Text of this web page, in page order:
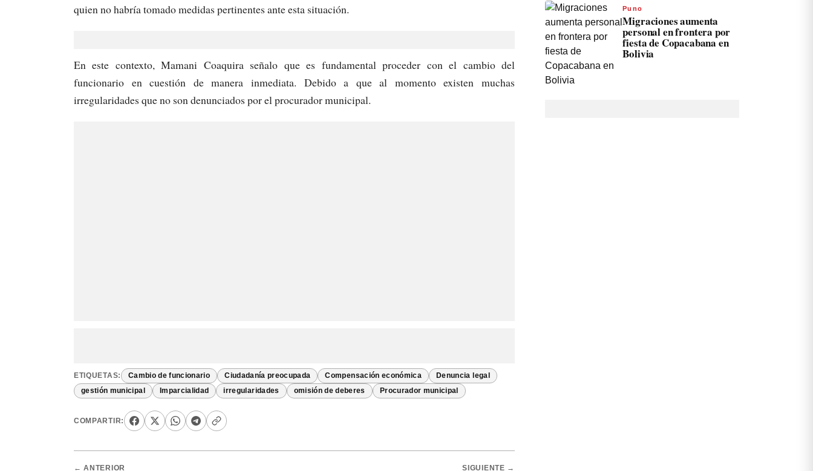
quien no habría tomado medidas pertinentes ante esta situación.
En este contexto, Mamani Coaquira señalo que es fundamental proceder con el cambio del
funcionario en cuestión de manera inmediata. Debido a que al momento existen muchas
irregularidades que no son denunciados por el procurador municipal.
ETIQUETAS: Cambio de funcionario Ciudadanía preocupada Compensación económica Denuncia legal
gestión municipal Imparcialidad irregularidades omisión de deberes Procurador municipal
COMPARTIR:
← ANTERIOR SIGUIENTE →
Puno
Migraciones aumenta
personal en frontera por
fiesta de Copacabana en
Bolivia